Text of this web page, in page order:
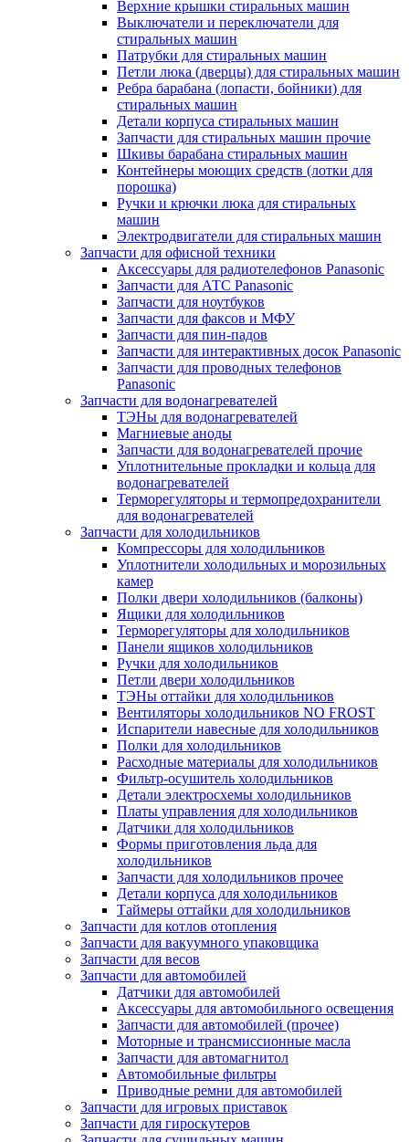
Верхние крышки стиральных машин
Выключатели и переключатели для
стиральных машин
Патрубки для стиральных машин
Петли люка (дверцы) для стиральных машин
Ребра барабана (лопасти, бойники) для
стиральных машин
Детали корпуса стиральных машин
Запчасти для стиральных машин прочие
Шкивы барабана стиральных машин
Контейнеры моющих средств (лотки для
порошка)
Ручки и крючки люка для стиральных
машин
Электродвигатели для стиральных машин
Запчасти для офисной техники
Аксессуары для радиотелефонов Panasonic
Запчасти для АТС Panasonic
Запчасти для ноутбуков
Запчасти для факсов и МФУ
Запчасти для пин-падов
Запчасти для интерактивных досок Panasonic
Запчасти для проводных телефонов
Panasonic
Запчасти для водонагревателей
ТЭНы для водонагревателей
Магниевые аноды
Запчасти для водонагревателей прочие
Уплотнительные прокладки и кольца для
водонагревателей
Терморегуляторы и термопредохранители
для водонагревателей
Запчасти для холодильников
Компрессоры для холодильников
Уплотнители холодильных и морозильных
камер
Полки двери холодильников (балконы)
Ящики для холодильников
Терморегуляторы для холодильников
Панели ящиков холодильников
Ручки для холодильников
Петли двери холодильников
ТЭНы оттайки для холодильников
Вентиляторы холодильников NO FROST
Испарители навесные для холодильников
Полки для холодильников
Расходные материалы для холодильников
Фильтр-осушитель холодильников
Детали электросхемы холодильников
Платы управления для холодильников
Датчики для холодильников
Формы приготовления льда для
холодильников
Запчасти для холодильников прочее
Детали корпуса для холодильников
Таймеры оттайки для холодильников
Запчасти для котлов отопления
Запчасти для вакуумного упаковщика
Запчасти для весов
Запчасти для автомобилей
Датчики для автомобилей
Аксессуары для автомобильного освещения
Запчасти для автомобилей (прочее)
Моторные и трансмиссионные масла
Запчасти для автомагнитол
Автомобильные фильтры
Приводные ремни для автомобилей
Запчасти для игровых приставок
Запчасти для гироскутеров